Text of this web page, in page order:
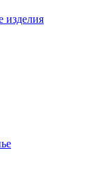
изделия